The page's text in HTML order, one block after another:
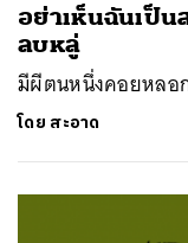
อย่าเห็นฉันเป็
ลบหลู่
มีผีตนหนึ่งคอยหลอ
โดย สะอาด